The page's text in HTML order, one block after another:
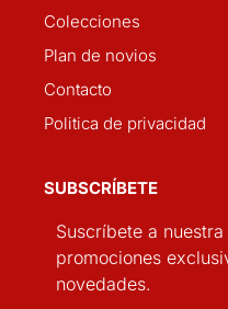
Colecciones
Plan de novios
Contacto
Politica de privacidad
SUBSCRÍBETE
Suscríbete a
promociones
novedades.